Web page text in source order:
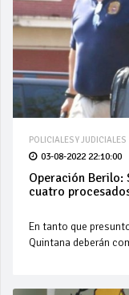
POLICIALES Y JUDICIALES
03-08-2022 22:10:00
Operación
cuatro
En tanto que
Quintana deberán